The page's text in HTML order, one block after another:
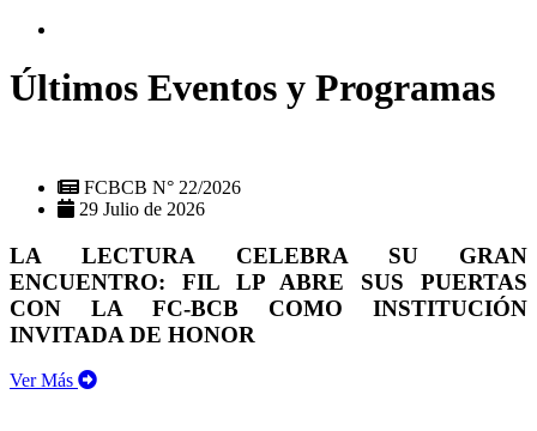
Últimos Eventos y Programas
FCBCB N° 22/2026
29 Julio de 2026
LA LECTURA CELEBRA SU GRAN
ENCUENTRO: FIL LP ABRE SUS PUERTAS
CON LA FC-BCB COMO INSTITUCIÓN
INVITADA DE HONOR
Ver Más